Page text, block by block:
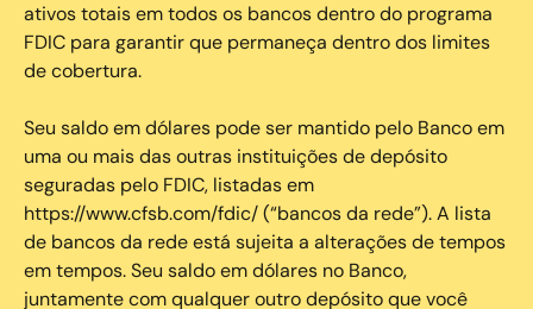
ativos totais em todos os bancos dentro do programa
FDIC para garantir que permaneça dentro dos limites
de cobertura.
Seu saldo em dólares pode ser mantido pelo Banco em
uma ou mais das outras instituições de depósito
seguradas pelo FDIC, listadas em
https://www.cfsb.com/fdic/ (“bancos da rede”). A lista
de bancos da rede está sujeita a alterações de tempos
em tempos. Seu saldo em dólares no Banco,
juntamente com qualquer outro depósito que você